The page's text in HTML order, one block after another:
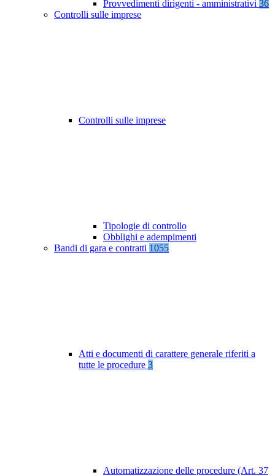
Provvedimenti dirigenti - amministrativi 36
Controlli sulle imprese
Controlli sulle imprese
Tipologie di controllo
Obblighi e adempimenti
Bandi di gara e contratti 1055
Atti e documenti di carattere generale riferiti a
tutte le procedure 3
Automatizzazione delle procedure (Art. 37